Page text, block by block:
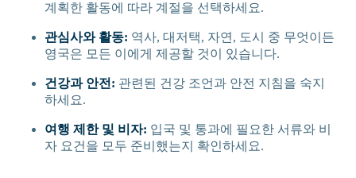
계획한 활동에 따라 계절을 선택하세요.
관심사와 활동: 역사, 대저택, 자연, 도시 중 무엇이든
영국은 모든 이에게 제공할 것이 있습니다.
건강과 안전: 관련된 건강 조언과 안전 지침을 숙지
하세요.
여행 제한 및 비자: 입국 및 통과에 필요한 서류와 비
자 요건을 모두 준비했는지 확인하세요.